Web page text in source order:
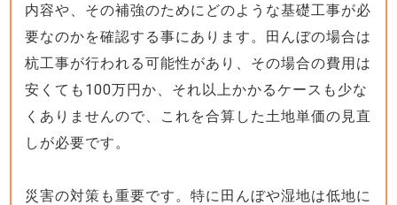
内容や、その補強のためにどのような基礎工事が必
要なのかを確認する事にあります。田んぼの場合は
杭工事が行われる可能性があり、その場合の費用は
安くても100万円か、それ以上かかるケースも少な
くありませんので、これを合算した土地単価の見直
しが必要です。
災害の対策も重要です。特に田んぼや湿地は低地に